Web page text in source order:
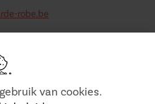
robe.be
van cookies.